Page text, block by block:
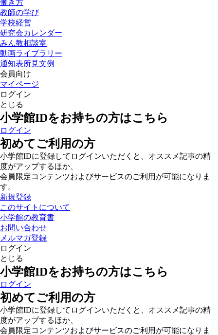
働き方
教師の学び
学校経営
研究会カレンダー
みん教相談室
動画ライブラリー
通知表所見文例
会員向け
マイページ
ログイン
とじる
小学館IDをお持ちの方はこちら
ログイン
初めてご利用の方
小学館IDに登録してログインいただくと、オススメ記事の精
度がアップするほか、
会員限定コンテンツおよびサービスのご利用が可能になりま
す。
新規登録
このサイトについて
小学館の教育書
お問い合わせ
メルマガ登録
ログイン
とじる
小学館IDをお持ちの方はこちら
ログイン
初めてご利用の方
小学館IDに登録してログインいただくと、オススメ記事の精
度がアップするほか、
会員限定コンテンツおよびサービスのご利用が可能になりま